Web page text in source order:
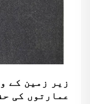
زیر زمین کے
عمارتوں کی